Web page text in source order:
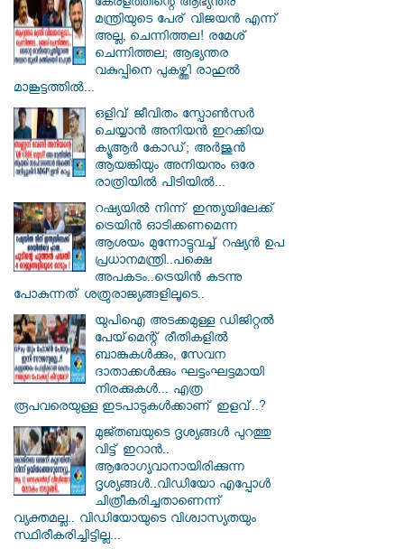
കേരളത്തിന്റെ ആഭ്യന്തര
മന്ത്രിയുടെ പേര് വിജയൻ എന്ന്
അല്ല, ചെന്നിത്തല! രമേശ്
ചെന്നിത്തല; ആഭ്യന്തര
വകുപ്പിനെ പുകഴ്ത്തി രാഹുൽ
മാങ്കൂട്ടത്തിൽ...
ഒളിവ് ജീവിതം സ്പോൺസർ
ചെയ്യാൻ അനിയൻ ഇറക്കിയ
ക്യൂആർ കോഡ്; അർജുൻ
ആയങ്കിയും അനിയനും ഒരേ
രാത്രിയിൽ പിടിയിൽ...
റഷ്യയിൽ നിന്ന് ഇന്ത്യയിലേക്ക്
ട്രെയിൻ ഓടിക്കണമെന്ന
ആശയം മുന്നോട്ടുവച്ച് റഷ്യൻ ഉപ
പ്രധാനമന്ത്രി..പക്ഷെ
അപകടം..ട്രെയിൻ കടന്നു
പോകുന്നത് ശത്രുരാജ്യങ്ങളിലൂടെ..
യുപിഐ അടക്കമുള്ള ഡിജിറ്റല്‍
പേയ്‌മെന്റ് രീതികളില്‍
ബാങ്കുകള്‍ക്കും, സേവന
ദാതാക്കള്‍ക്കും ഘട്ടംഘട്ടമായി
നിരക്കുകള്‍... എത്ര
രൂപവരെയുള്ള ഇടപാടുകള്‍ക്കാണ് ഇളവ്..?
മുജ്തബയുടെ ദൃശ്യങ്ങൾ പുറത്തു
വിട്ട് ഇറാൻ..
ആരോഗ്യവാനായിരിക്കുന്ന
ദൃശ്യങ്ങൾ..വിഡിയോ എപ്പോൾ
ചിത്രീകരിച്ചതാണെന്ന്
വ്യക്തമല്ല.. വിഡിയോയുടെ വിശ്വാസ്യതയും
സ്ഥിരീകരിച്ചിട്ടില്ല...